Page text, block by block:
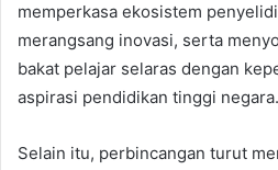
memperkasa ekosistem
merangsang inovasi, serta
bakat pelajar selaras dengan
aspirasi pendidikan tinggi negara.
Selain itu, perbincangan turut